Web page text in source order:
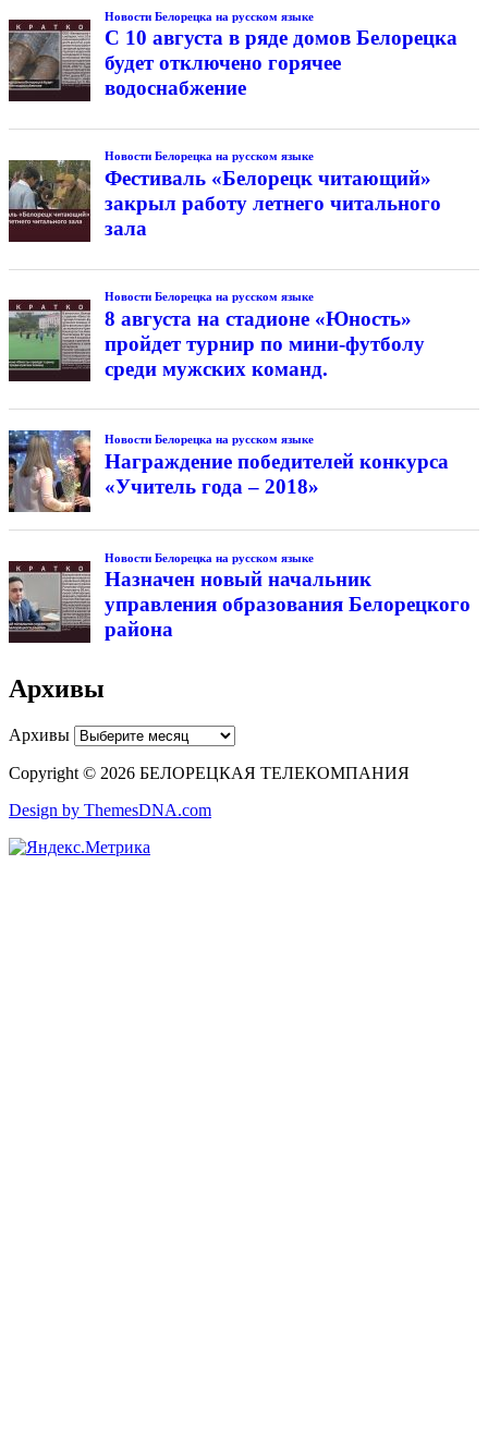
Новости Белорецка на русском языке
С 10 августа в ряде домов Белорецка
будет отключено горячее
водоснабжение
Новости Белорецка на русском языке
Фестиваль «Белорецк читающий»
закрыл работу летнего читального
зала
Новости Белорецка на русском языке
8 августа на стадионе «Юность»
пройдет турнир по мини-футболу
среди мужских команд.
Новости Белорецка на русском языке
Награждение победителей конкурса
«Учитель года – 2018»
Новости Белорецка на русском языке
Назначен новый начальник
управления образования Белорецкого
района
Архивы
Архивы
Copyright © 2026 БЕЛОРЕЦКАЯ ТЕЛЕКОМПАНИЯ
Design by ThemesDNA.com